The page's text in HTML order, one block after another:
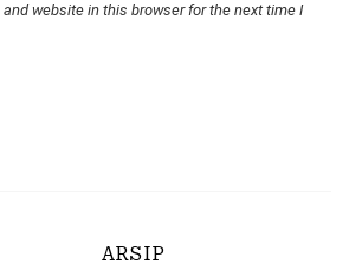
and website in this browser for the next time I
ARSIP